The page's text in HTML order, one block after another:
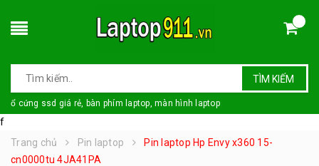
TÌM KIẾM
ổ cứng ssd giá rẻ, bàn phím laptop, màn hình laptop
f
Trang chủ
Pin laptop
Pin laptop Hp Envy x360 15-
cn0000tu 4JA41PA